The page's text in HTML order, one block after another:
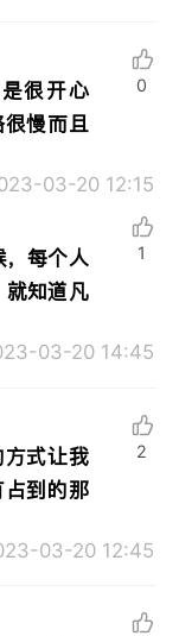
很开心
慢而且
03-20 12:15
0
，每个人
就知道凡
03-20 14:45
1
式让我
到的那
03-20 12:45
2